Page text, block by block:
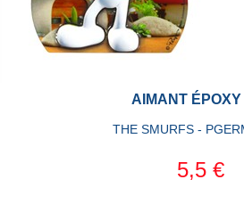
AIMANT ÉPOXY
THE SMURFS -
5,5 €